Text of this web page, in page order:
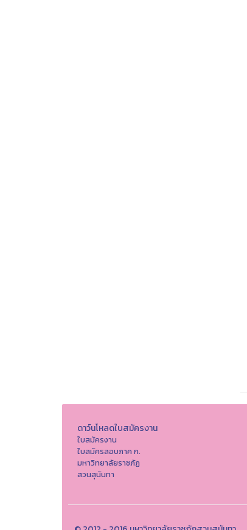
ดาว์นโหลดใบสมัครงาน
ใบสมัครงาน
ใบสมัครสอบภาค ก.
มหาวิทยาลัยราชภัฏ
สวนสุนันทา